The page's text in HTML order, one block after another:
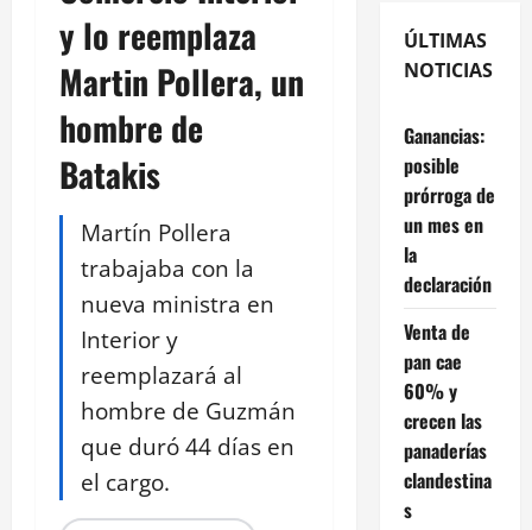
y lo reemplaza
Martin Pollera, un
hombre de
Batakis
Martín Pollera
trabajaba con la
nueva ministra en
Interior y
reemplazará al
hombre de Guzmán
que duró 44 días en
el cargo.
ÚLTIMAS
NOTICIAS
Ganancias:
posible
prórroga de
un mes en
la
declaración
Venta de
pan cae
60% y
crecen las
panaderías
clandestina
s